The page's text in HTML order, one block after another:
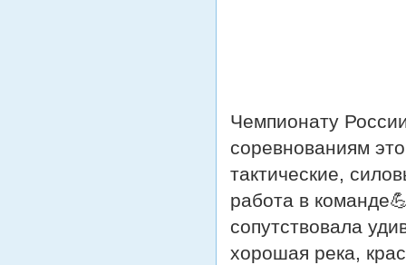
Чемпионату
соревнованиям
тактические,
работа в
сопутствовала
хорошая река,